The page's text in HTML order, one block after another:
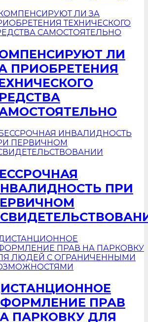
ЛИ
ПРИОБРЕТЕНИЯ
ПРИ
ПРАВ
ПАРКОВКУ ДЛЯ